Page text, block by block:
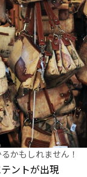
かもしれません！
ントが出現